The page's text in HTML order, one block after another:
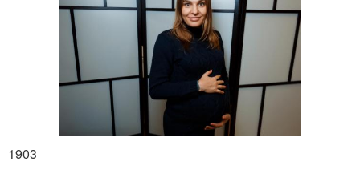
1903